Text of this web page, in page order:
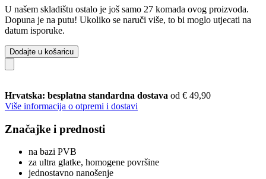
U našem skladištu ostalo je još samo 27 komada ovog proizvoda.
Dopuna je na putu! Ukoliko se naruči više, to bi moglo utjecati na
datum isporuke.
Dodajte u košaricu
Hrvatska: besplatna standardna dostava od € 49,90
Više informacija o otpremi i dostavi
Značajke i prednosti
na bazi PVB
za ultra glatke, homogene površine
jednostavno nanošenje